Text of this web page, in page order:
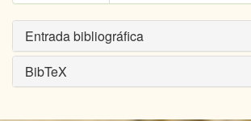
Entrada bibliográfica
BibTeX